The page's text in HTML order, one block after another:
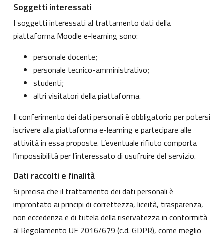
Soggetti interessati
I soggetti interessati al trattamento dati della
piattaforma Moodle e-learning sono:
personale docente;
personale tecnico-amministrativo;
studenti;
altri visitatori della piattaforma.
Il conferimento dei dati personali è obbligatorio per potersi
iscrivere alla piattaforma e-learning e partecipare alle
attività in essa proposte. L’eventuale rifiuto comporta
l’impossibilità per l’interessato di usufruire del servizio.
Dati raccolti e finalità
Si precisa che il trattamento dei dati personali è
improntato ai principi di correttezza, liceità, trasparenza,
non eccedenza e di tutela della riservatezza in conformità
al Regolamento UE 2016/679 (c.d. GDPR), come meglio